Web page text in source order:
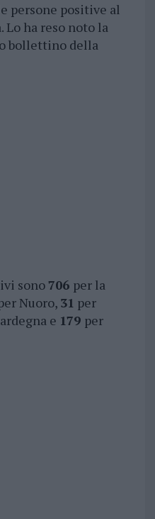
persone positive al
Lo ha reso noto la
bollettino della
sono706 per la
Nuoro, 31 per
e 179 per